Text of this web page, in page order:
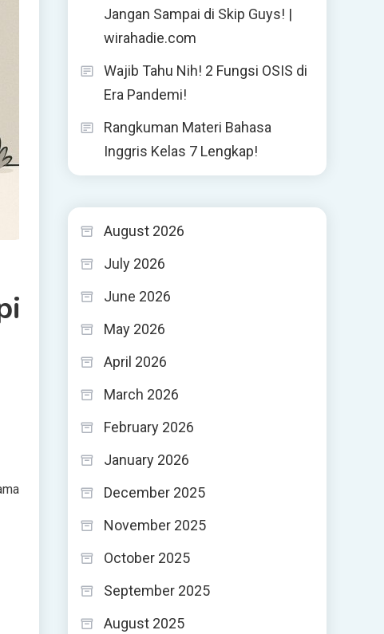
Jangan Sampai di Skip Guys! |
wirahadie.com
Wajib Tahu Nih! 2 Fungsi OSIS di
Era Pandemi!
Rangkuman Materi Bahasa
Inggris Kelas 7 Lengkap!
August 2026
July 2026
June 2026
May 2026
April 2026
March 2026
February 2026
January 2026
December 2025
November 2025
October 2025
September 2025
August 2025